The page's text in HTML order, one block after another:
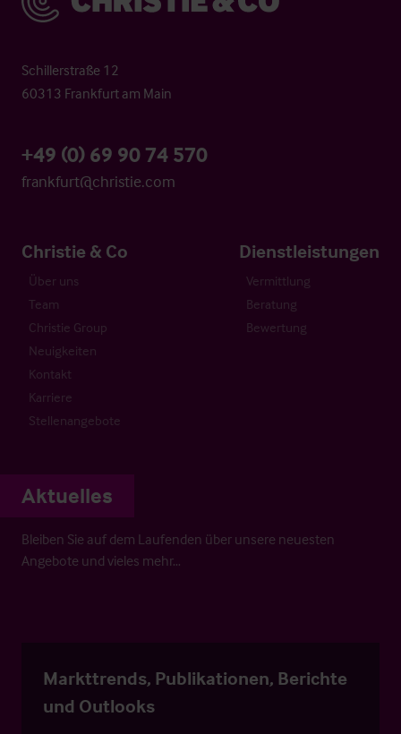
Schillerstraße 12
60313 Frankfurt am Main
+49 (0) 69 90 74 570
frankfurt@christie.com
Christie & Co
Über uns
Team
Christie Group
Neuigkeiten
Kontakt
Karriere
Stellenangebote
Dienstleistungen
Vermittlung
Beratung
Bewertung
Aktuelles
Bleiben Sie auf dem Laufenden über unsere neuesten
Angebote und vieles mehr…
Markttrends, Publikationen, Berichte
und Outlooks